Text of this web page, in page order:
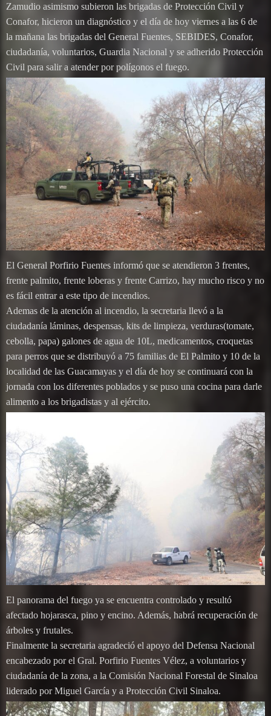
Zamudio asimismo subieron las brigadas de Protección Civil y
Conafor, hicieron un diagnóstico y el día de hoy viernes a las 6 de
la mañana las brigadas del General Fuentes, SEBIDES, Conafor,
ciudadanía, voluntarios, Guardia Nacional y se adherido Protección
Civil para salir a atender por polígonos el fuego.
El General Porfirio Fuentes informó que se atendieron 3 frentes,
frente palmito, frente loberas y frente Carrizo, hay mucho risco y no
es fácil entrar a este tipo de incendios.
Ademas de la atención al incendio, la secretaria llevó a la
ciudadanía láminas, despensas, kits de limpieza, verduras(tomate,
cebolla, papa) galones de agua de 10L, medicamentos, croquetas
para perros que se distribuyó a 75 familias de El Palmito y 10 de la
localidad de las Guacamayas y el día de hoy se continuará con la
jornada con los diferentes poblados y se puso una cocina para darle
alimento a los brigadistas y al ejército.
El panorama del fuego ya se encuentra controlado y resultó
afectado hojarasca, pino y encino. Además, habrá recuperación de
árboles y frutales.
Finalmente la secretaria agradeció el apoyo del Defensa Nacional
encabezado por el Gral. Porfirio Fuentes Vélez, a voluntarios y
ciudadanía de la zona, a la Comisión Nacional Forestal de Sinaloa
liderado por Miguel García y a Protección Civil Sinaloa.